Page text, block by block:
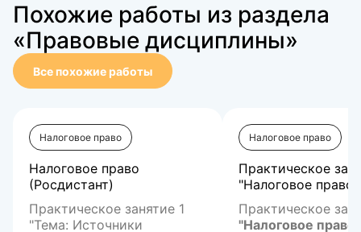
Похожие работы из раздела
«Правовые дисциплины»
Все похожие работы
Налоговое право
Налоговое право
(Росдистант)
Практическое занятие 1
"Тема: Источники
Налоговое право
Практическое
"Налоговое право
Практическое
"Налоговое право